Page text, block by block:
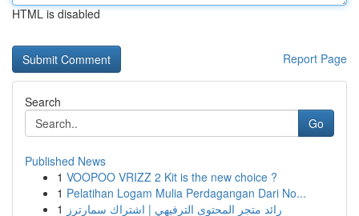
HTML is disabled
Report Page
Search
Go
Published News
1 VOOPOO VRIZZ 2 Kit is the new choice ?
1 Pelatihan Logam Mulia Perdagangan Dari No...
1 رائد متجر المحتوى الترفيهي | اشتراك سمارترز